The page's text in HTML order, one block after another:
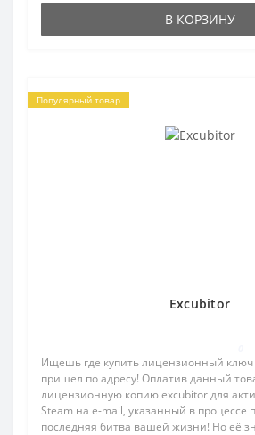
В КОРЗИНУ
Популярный товар
Excubitor
Ищешь где купить лицензионный ключ
пришел по адресу! Оплатив данный
лицензионную копию excubitor для
Steam на e-mail, указанный в процессе
последняя битва вашей жизни! Но её